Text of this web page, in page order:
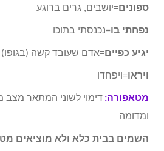
ספונים=יושבים, גרים ברוגע
נפחתי בו=נכנסתי בתוכו
יגיע כפיים=אדם שעובד קשה (בגופו)
ויראו =ויפחדו
מטאפורה: דימוי לשוני המתאר מצב
ומדומה
השמים בבית כלא ולא מוציאים